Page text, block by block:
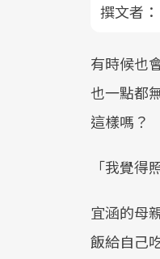
撰文者：
有時候也
也一點都
這樣嗎？
「我覺得
宜涵的母
飯給自己